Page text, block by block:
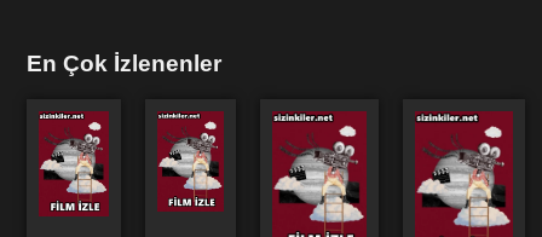
En Çok İzlenenler